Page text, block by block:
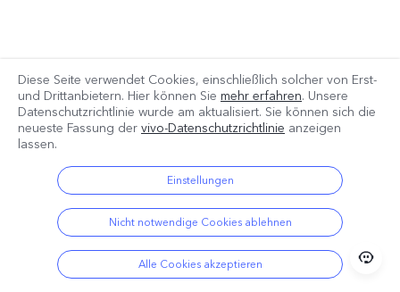
Diese Seite verwendet Cookies, einschließlich solcher von Erst-
und Drittanbietern. Hier können Sie mehr erfahren. Unsere
Datenschutzrichtlinie wurde am aktualisiert. Sie können sich die
neueste Fassung der vivo-Datenschutzrichtlinie anzeigen
lassen.
Einstellungen
Nicht notwendige Cookies ablehnen
Alle Cookies akzeptieren